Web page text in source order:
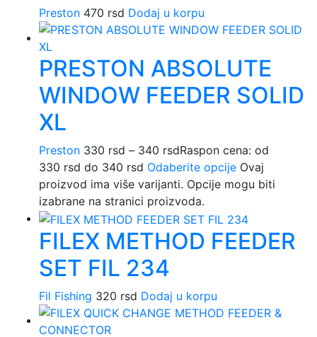
Preston 470 rsd Dodaj u korpu
PRESTON ABSOLUTE
WINDOW FEEDER SOLID
XL
Preston 330 rsd – 340 rsdRaspon cena: od
330 rsd do 340 rsd Odaberite opcije Ovaj
proizvod ima više varijanti. Opcije mogu biti
izabrane na stranici proizvoda.
FILEX METHOD FEEDER
SET FIL 234
Fil Fishing 320 rsd Dodaj u korpu